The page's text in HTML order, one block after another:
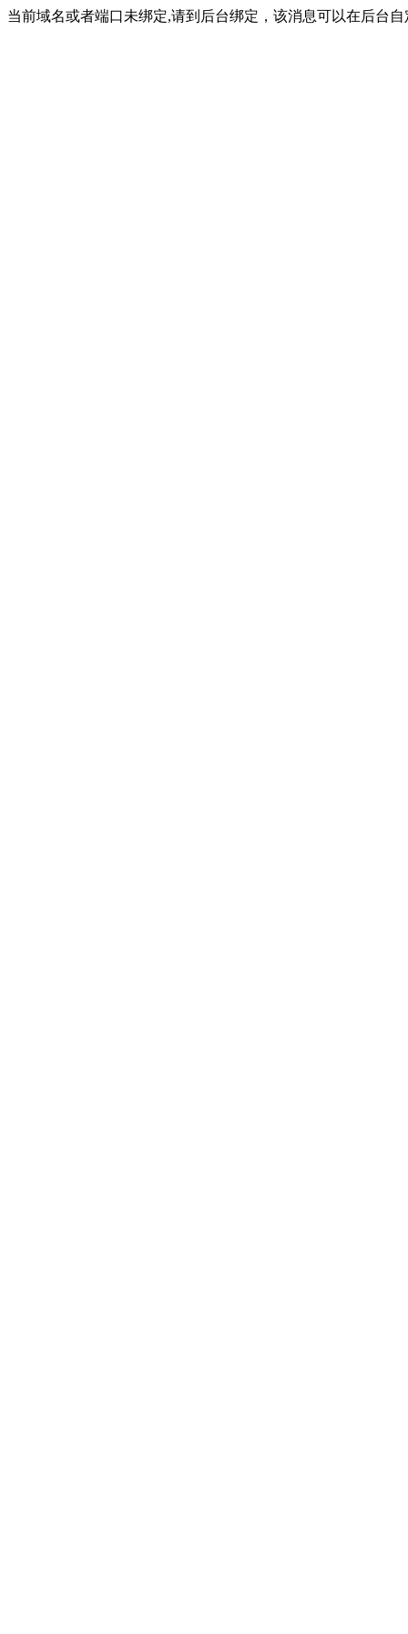
当前域名或者端口未绑定,请到后台绑定，该消息可以在后台自